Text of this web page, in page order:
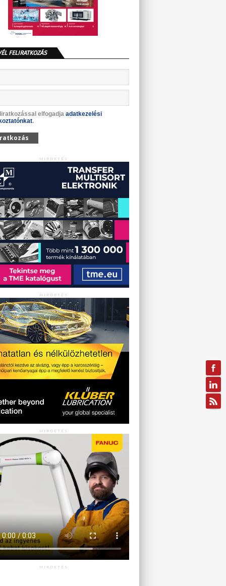
FELIRATKOZÁS
elfogadja adatkezelési
.
HIRDETÉS
HIRDETÉS
HIRDETÉS
HIRDETÉS